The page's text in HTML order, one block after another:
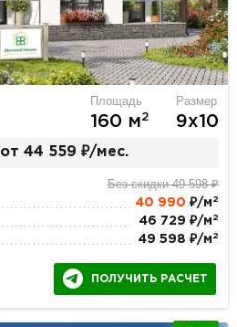
Площадь
160 м2
Размер
9х10
от 44 559 ₽/мес.
Без скидки 49 598 ₽
40 990 ₽/м 2
46 729 ₽/м 2
49 598 ₽/м 2
ПОЛУЧИТЬ РАСЧЕТ